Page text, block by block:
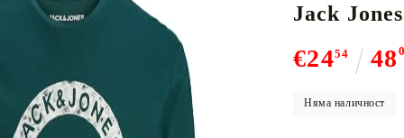
Jack
€2454 48
Няма наличност